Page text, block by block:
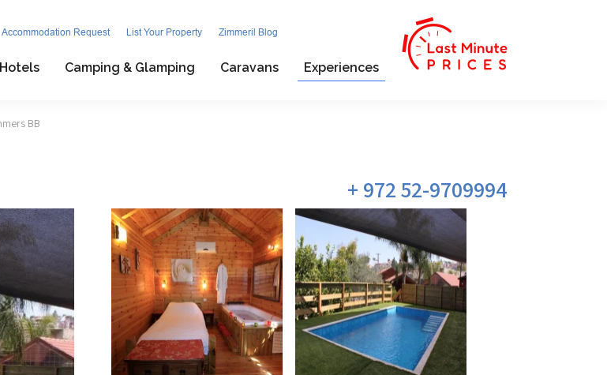
Accommodation Request List Your Property Zimmeril Blog
Hotels Camping & Glamping Caravans Experiences
BB
972 52-9709994 +